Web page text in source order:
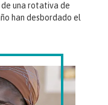
una rotativa de
han desbordado el